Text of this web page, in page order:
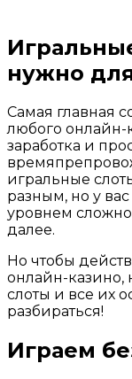
нужно
Самая главная
любого онлайн-
заработка и
игральные
разным, но у
уровнем
далее.
Но чтобы
онлайн-казино,
слоты и все их
разбираться!
Играем